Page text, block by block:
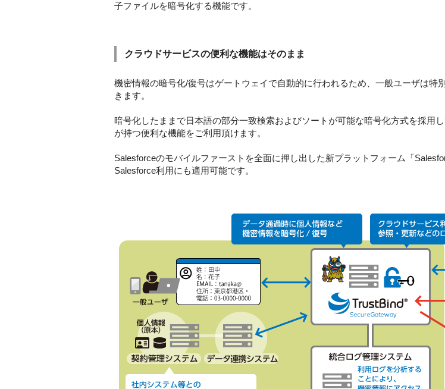
子ファイルを暗号化する機能です。
クラウドサービスの便利な機能はそのまま
機密情報の暗号化/復号はゲートウェイで自動的に行われるため、一般ユーザは
きます。
暗号化したままで日本語の部分一致検索およびソートが可能な暗号化方式を採用
が持つ便利な機能をご利用頂けます。
Salesforceのモバイルファーストを全面に押し出した新プラットフォーム「
Salesforce利用にも適用可能です。